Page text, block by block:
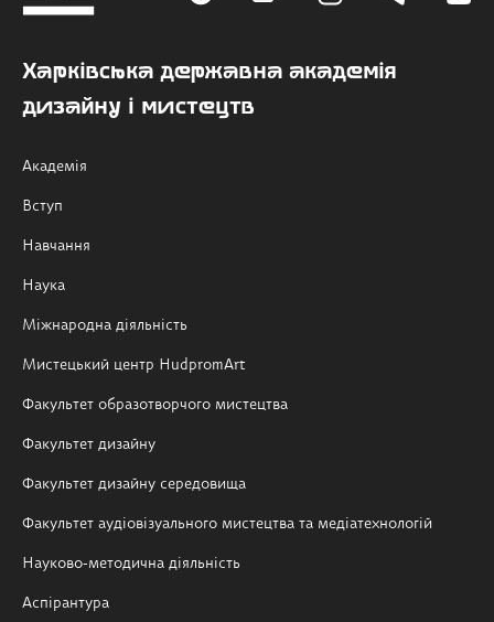
Харківська державна академія
дизайну і мистецтв
Академія
Вступ
Навчання
Наука
Міжнародна діяльність
Мистецький центр HudpromArt
Факультет образотворчого мистецтва
Факультет дизайну
Факультет дизайну середовища
Факультет аудіовізуального мистецтва та медіатехнологій
Науково-методична діяльність
Аспірантура